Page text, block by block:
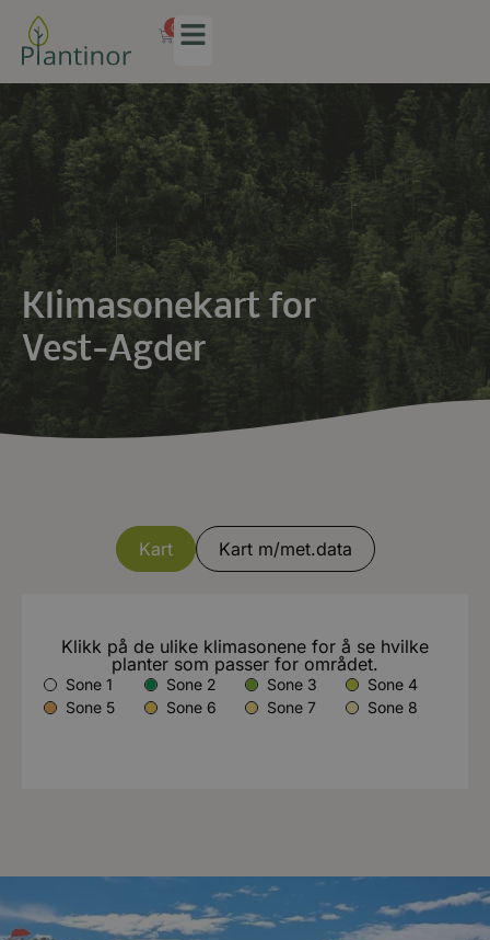
0
Klimasonekart for
Vest-Agder
Kart Kart m/met.data
Klikk på de ulike klimasonene for å se hvilke
planter som passer for området.
Sone 1 Sone 2 Sone 3
Sone 4
Sone 5
Sone 6 Sone 7 Sone 8